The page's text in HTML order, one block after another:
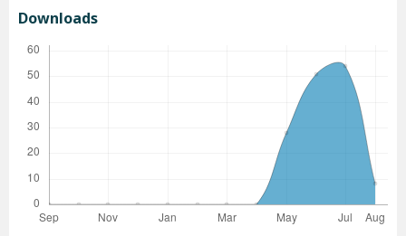
Downloads